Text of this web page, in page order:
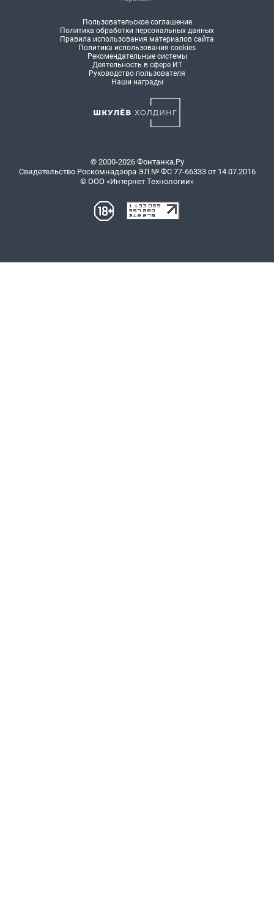
Пользовательское соглашение
Политика обработки персональных данных
Правила использования материалов сайта
Политика использования cookies
Рекомендательные системы
Деятельность в сфере ИТ
Руководство пользователя
Наши награды
© 2000-2026 Фонтанка.Ру
Свидетельство Роскомнадзора ЭЛ № ФС 77-66333 от 14.07.2016
© ООО «Интернет Технологии»